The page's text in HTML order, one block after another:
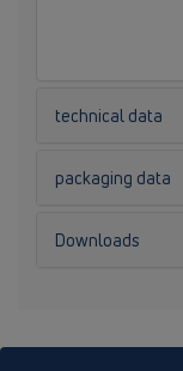
technical data
packaging data
Downloads